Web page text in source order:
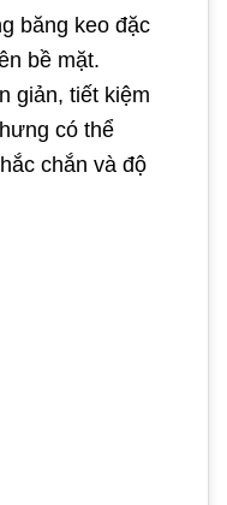
băng keo đặc
bề mặt.
giản, tiết kiệm
có thể
chắn và độ